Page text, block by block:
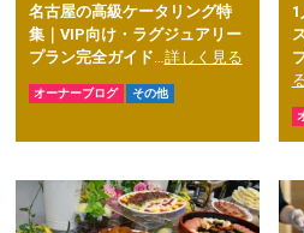
名古屋の高級ケータリング特
集｜VIP向け・ラグジュアリー
プラン完全ガイド…詳しく見る
オーナーブログ その他